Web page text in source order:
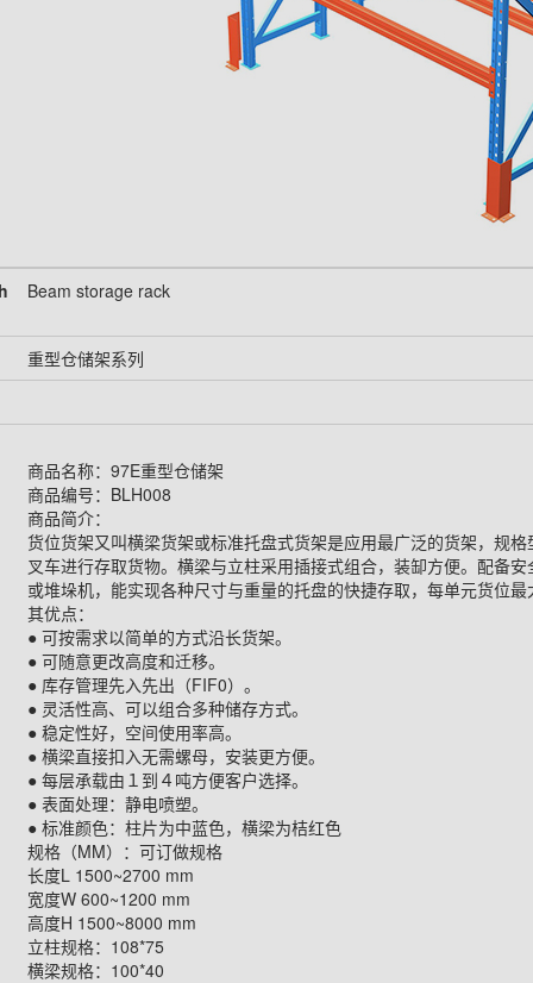
Beam storage rack
重型仓储架系列
商品名称：97E重型仓储架
商品编号：BLH008
商品简介：
货位货架又叫横梁货架或标准托盘式货架是应用最广泛的货架，规
叉车进行存取货物。横梁与立柱采用插接式组合，装缷方便。配备
或堆垛机，能实现各种尺寸与重量的托盘的快捷存取，每单元货位
其优点：
● 可按需求以简单的方式沿长货架。
● 可随意更改高度和迁移。
● 库存管理先入先出（FIF0）。
● 灵活性高、可以组合多种储存方式。
● 稳定性好，空间使用率高。
● 横梁直接扣入无需螺母，安装更方便。
● 每层承载由１到４吨方便客户选择。
● 表面处理：静电喷塑。
● 标准颜色：柱片为中蓝色，横梁为桔红色
规格（MM）：可订做规格
长度L 1500~2700 mm
宽度W 600~1200 mm
高度H 1500~8000 mm
立柱规格：108*75
横梁规格：100*40